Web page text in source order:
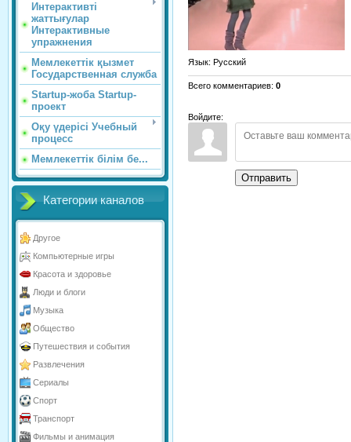
Интерактивті
жаттығулар
Интерактивные
упражнения
Мемлекеттік қызмет
Государственная служба
Startup-жоба Startup-
проект
Оқу үдерісі Учебный
процесс
Мемлекеттік білім бе...
Категории каналов
Другое
Компьютерные игры
Красота и здоровье
Люди и блоги
Музыка
Общество
Путешествия и события
Развлечения
Сериалы
Спорт
Транспорт
Фильмы и анимация
Язык: Русский
Всего комментариев: 0
Войдите:
Отправить